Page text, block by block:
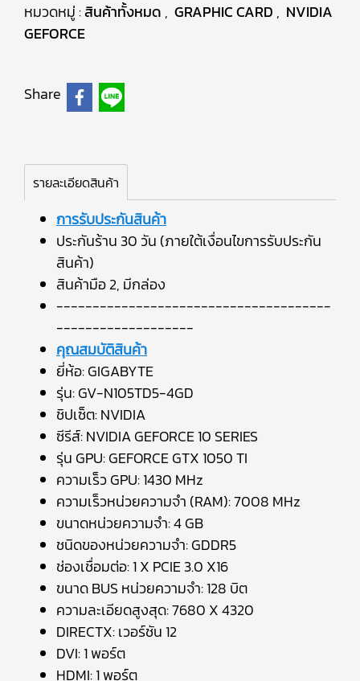
หมวดหมู่ :สินค้าทั้งหมด , GRAPHIC CARD , NVIDIA
GEFORCE
Share
รายละเอียดสินค้า
การรับประกันสินค้า
ประกันร้าน 30 วัน (ภายใต้เงื่อนไขการรับประกัน
สินค้า)
สินค้ามือ 2, มีกล่อง
--------------------------------------
-------------------
คุณสมบัติสินค้า
ยี่ห้อ: GIGABYTE
รุ่น: GV-N105TD5-4GD
ชิปเซ็ต: NVIDIA
ซีรีส์: NVIDIA GEFORCE 10 SERIES
รุ่น GPU: GEFORCE GTX 1050 TI
ความเร็ว GPU: 1430 MHz
ความเร็วหน่วยความจำ (RAM): 7008 MHz
ขนาดหน่วยความจำ: 4 GB
ชนิดของหน่วยความจำ: GDDR5
ช่องเชื่อมต่อ: 1 X PCIE 3.0 X16
ขนาด BUS หน่วยความจำ: 128 บิต
ความละเอียดสูงสุด: 7680 X 4320
DIRECTX: เวอร์ชัน 12
DVI: 1 พอร์ต
HDMI: 1 พอร์ต